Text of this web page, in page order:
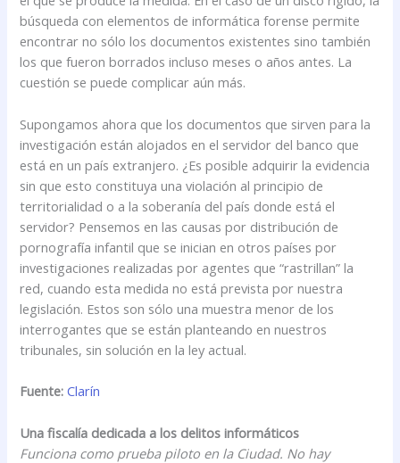
búsqueda con elementos de informática forense permite
encontrar no sólo los documentos existentes sino también
los que fueron borrados incluso meses o años antes. La
cuestión se puede complicar aún más.
Supongamos ahora que los documentos que sirven para la
investigación están alojados en el servidor del banco que
está en un país extranjero. ¿Es posible adquirir la evidencia
sin que esto constituya una violación al principio de
territorialidad o a la soberanía del país donde está el
servidor? Pensemos en las causas por distribución de
pornografía infantil que se inician en otros países por
investigaciones realizadas por agentes que “rastrillan” la
red, cuando esta medida no está prevista por nuestra
legislación. Estos son sólo una muestra menor de los
interrogantes que se están planteando en nuestros
tribunales, sin solución en la ley actual.
Fuente: Clarín
Una fiscalía dedicada a los delitos informáticos
Funciona como prueba piloto en la Ciudad. No hay